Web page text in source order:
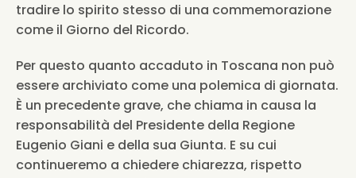
tradire lo spirito stesso di una commemorazione
come il Giorno del Ricordo.
Per questo quanto accaduto in Toscana non può
essere archiviato come una polemica di giornata.
È un precedente grave, che chiama in causa la
responsabilità del Presidente della Regione
Eugenio Giani e della sua Giunta. E su cui
continueremo a chiedere chiarezza, rispetto